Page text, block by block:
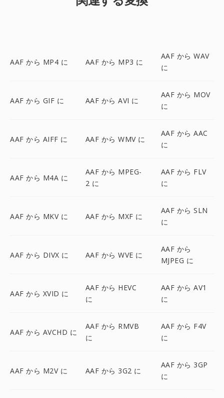
AAF から MP4 に AAF から MP3 に
AAF から WAV
に
AAF から GIF に AAF から AVI に
AAF から MOV
に
AAF から AIFF に AAF から WMV に
AAF から AAC
に
AAF から M4A に
AAF から MPEG-
2 に
AAF から FLV
に
AAF から MKV に AAF から MXF に
AAF から SLN
に
AAF から DIVX に AAF から WVE に
AAF から
MJPEG に
AAF から XVID に
AAF から HEVC
に
AAF から AV1
に
AAF から AVCHD に
AAF から RMVB
に
AAF から F4V
に
AAF から M2V に AAF から 3G2 に
AAF から 3GP
に